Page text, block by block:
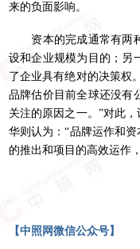
来的负面影响。
资本的完成通常有两种
设和企业规模为目的；另
了企业具有绝对的决策权
品牌估价目前全球还没有
关注的原因之一。”对此
华则认为：“品牌运作和
的推出和项目的高效运作
【中照网微信公众号】